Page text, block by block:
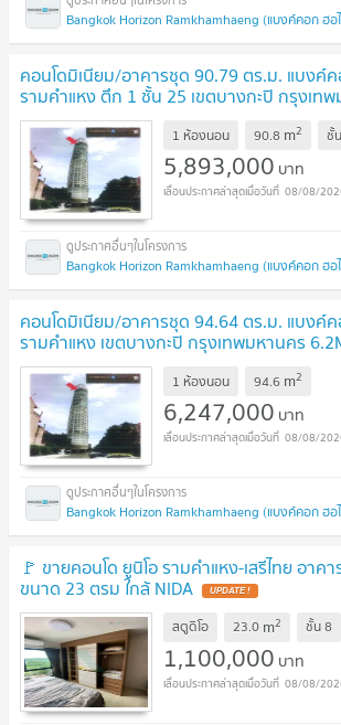
Bangkok Horizon Ramkhamhaeng (แบงค์คอก ฮอ
คอนโดมิเนียม/อาคารชุด 90.79 ตร.ม. แบงค์
รามคำแหง ตึก 1 ชั้น 25 เขตบางกะปิ กรุงเท
5.9M
1 ห้องนอน 90.8 m2 ชั้น
5,893,000 บาท
08/08/
Bangkok Horizon Ramkhamhaeng (แบงค์คอก ฮอ
คอนโดมิเนียม/อาคารชุด 94.64 ตร.ม. แบงค์
รามคำแหง เขตบางกะปิ กรุงเทพมหานคร
1 ห้องนอน 94.6 m2
6,247,000 บาท
08/08/
Bangkok Horizon Ramkhamhaeng (แบงค์คอก ฮอ
🚩 ขายคอนโด ยูนิโอ รามคำแหง-เสรีไทย อาค
ขนาด 23 ตรม ใกล้ NIDA
สตูดิโอ 23.0 m2 ชั้น8
1,100,000 บาท
08/08/